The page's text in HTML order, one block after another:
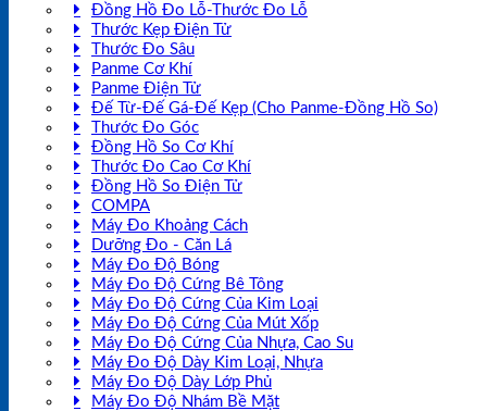
Đồng Hồ Đo Lỗ-Thước Đo Lỗ
Thước Kẹp Điện Tử
Thước Đo Sâu
Panme Cơ Khí
Panme Điện Tử
Đế Từ-Đế Gá-Đế Kẹp (Cho Panme-Đồng Hồ So)
Thước Đo Góc
Đồng Hồ So Cơ Khí
Thước Đo Cao Cơ Khí
Đồng Hồ So Điện Tử
COMPA
Máy Đo Khoảng Cách
Dưỡng Đo - Căn Lá
Máy Đo Độ Bóng
Máy Đo Độ Cứng Bê Tông
Máy Đo Độ Cứng Của Kim Loại
Máy Đo Độ Cứng Của Mút Xốp
Máy Đo Độ Cứng Của Nhựa, Cao Su
Máy Đo Độ Dày Kim Loại, Nhựa
Máy Đo Độ Dày Lớp Phủ
Máy Đo Độ Nhám Bề Mặt